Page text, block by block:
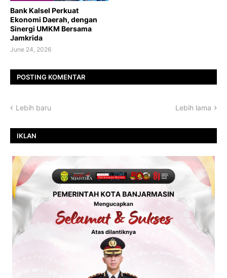
Bank Kalsel Perkuat
Ekonomi Daerah, dengan
Sinergi UMKM Bersama
Jamkrida
June 24, 2026
POSTING KOMENTAR
Lebih baru Lebih lama
IKLAN